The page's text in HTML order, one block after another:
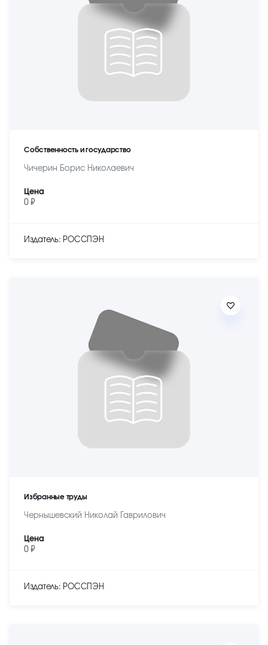
Собственность и государство
Чичерин Борис Николаевич
Цена
0 ₽
Издатель: РОССПЭН
Избранные труды
Чернышевский Николай Гаврилович
Цена
0 ₽
Издатель: РОССПЭН